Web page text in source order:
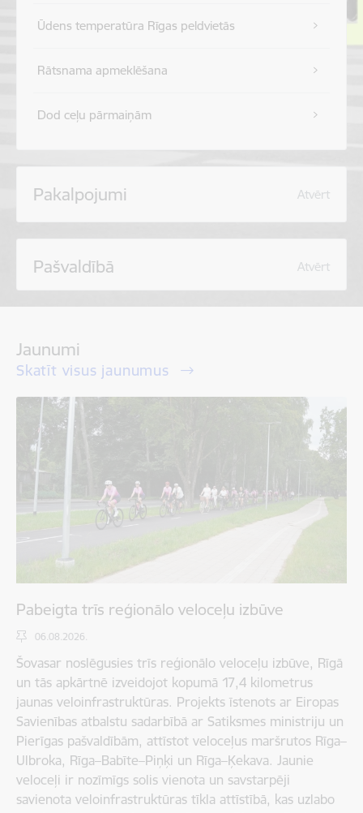
Ūdens temperatūra Rīgas peldvietās
Rātsnama apmeklēšana
Dod ceļu pārmaiņām
Pakalpojumi Atvērt
Pašvaldībā Atvērt
Jaunumi
Skatīt visus jaunumus
Pabeigta trīs reģionālo veloceļu izbūve
06.08.2026.
Šovasar noslēgusies trīs reģionālo veloceļu izbūve, Rīgā
un tās apkārtnē izveidojot kopumā 17,4 kilometrus
jaunas veloinfrastruktūras. Projekts īstenots ar Eiropas
Savienības atbalstu sadarbībā ar Satiksmes ministriju un
Pierīgas pašvaldībām, attīstot veloceļus maršrutos Rīga–
Ulbroka, Rīga–Babīte–Piņķi un Rīga–Ķekava. Jaunie
veloceļi ir nozīmīgs solis vienota un savstarpēji
savienota veloinfrastruktūras tīkla attīstībā, kas uzlabo